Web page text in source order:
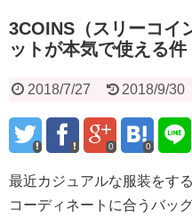
3COINS（スリーコイ
ットが本気で使える件
2018/7/27 2018/9/30
0 0
最近カジュアルな服装をす
コーディネートに合うバッ